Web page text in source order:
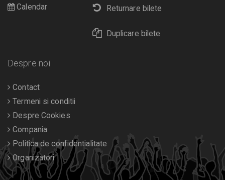
Returnare bilete
Duplicare bilete
Calendar
Despre noi
Contact
Termeni si conditii
Despre Cookies
Compania
Politica de confidentialitate
Organizatori